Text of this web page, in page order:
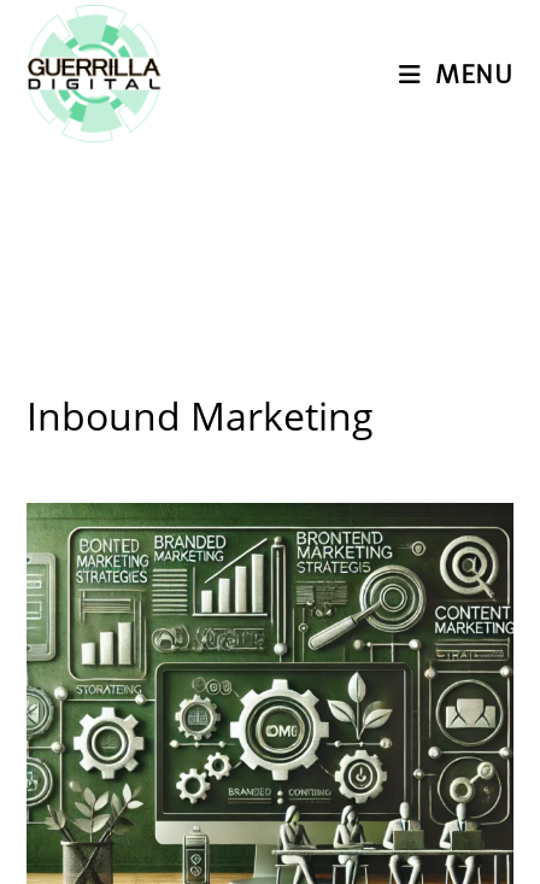
para
conteúdo
MENU
Inbound Marketing